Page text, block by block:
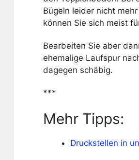
Bügeln leider nicht
können Sie sich meist
Bearbeiten Sie aber
ehemalige Laufspur
dagegen schäbig.
***
Mehr Tipps:
Druckstellen in